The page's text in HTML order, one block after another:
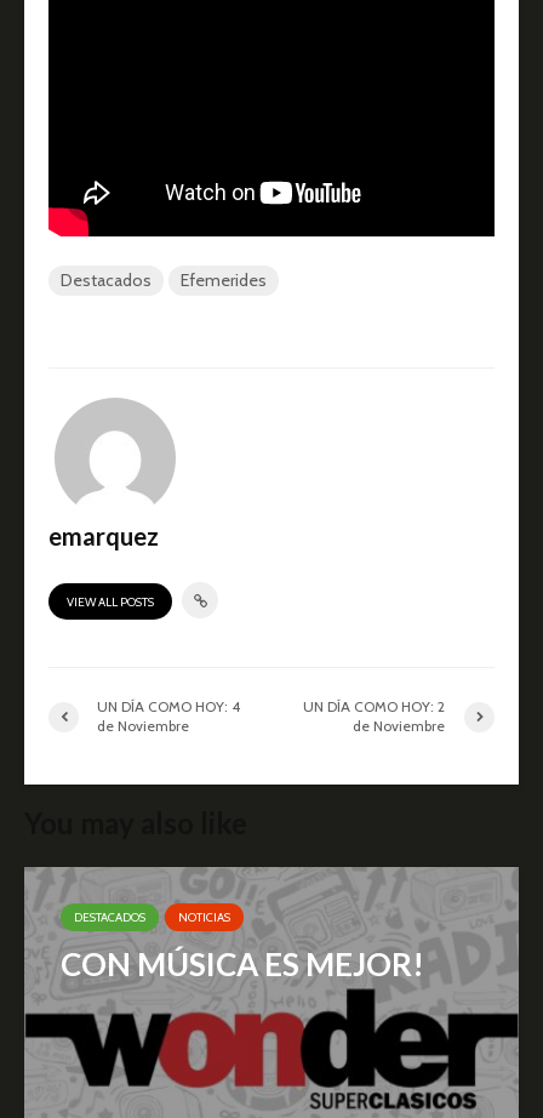
Destacados Efemerides
emarquez
VIEW ALL POSTS
UN DÍA COMO HOY: 4
de Noviembre
UN DÍA COMO HOY: 2
de Noviembre
DESTACADOS NOTICIAS
CON MÚSICA ES MEJOR!